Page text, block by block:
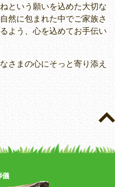
という願いを込めた大切な
然に包まれた中でご家族さ
よう、心を込めてお手伝い
さまの心にそっと寄り添え
儀